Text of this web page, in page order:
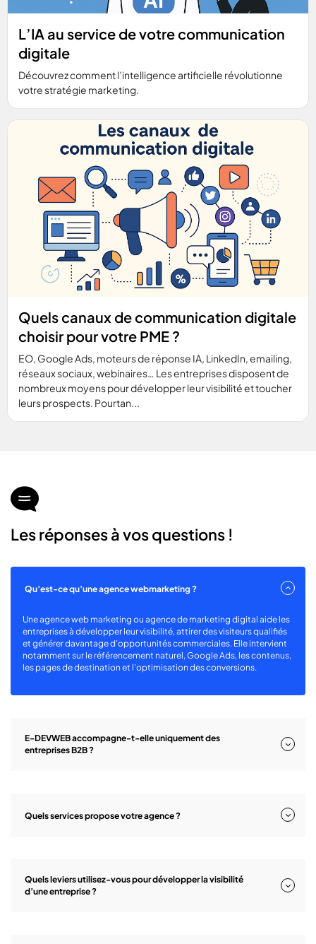
L’IA au service de votre communication
digitale
Découvrez comment l’intelligence artificielle révolutionne
votre stratégie marketing.
Quels canaux de communication digitale
choisir pour votre PME ?
EO, Google Ads, moteurs de réponse IA, LinkedIn, emailing,
réseaux sociaux, webinaires… Les entreprises disposent de
nombreux moyens pour développer leur visibilité et toucher
leurs prospects. Pourtan...
icon
Les réponses à vos questions !
Qu’est-ce qu’une agence webmarketing ?
Une agence web marketing ou agence de marketing digital aide les
entreprises à développer leur visibilité, attirer des visiteurs qualifiés
et générer davantage d’opportunités commerciales. Elle intervient
notamment sur le référencement naturel, Google Ads, les contenus,
les pages de destination et l’optimisation des conversions.
E-DEVWEB accompagne-t-elle uniquement des
entreprises B2B ?
Quels services propose votre agence ?
Quels leviers utilisez-vous pour développer la visibilité
d’une entreprise ?